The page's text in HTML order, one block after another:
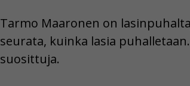
Tarmo Maaronen on
seurata, kuinka lasia
suosittuja.